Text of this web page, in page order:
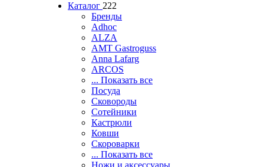
Каталог 222
Бренды
Adhoc
ALZA
AMT Gastroguss
Anna Lafarg
ARCOS
... Показать все
Посуда
Сковороды
Сотейники
Кастрюли
Ковши
Скороварки
... Показать все
Ножи и аксессуары